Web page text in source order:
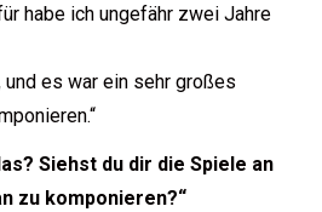
habe ich ungefähr zwei Jahre
es war ein sehr großes
Siehst du dir die Spiele an
zu komponieren?“